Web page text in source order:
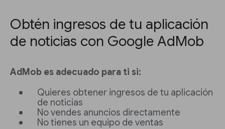
Obtén ingresos de tu aplicación
de noticias con Google AdMob
AdMob es adecuado para ti si:
Quieres obtener ingresos de tu aplicación
de noticias
No vendes anuncios directamente
No tienes un equipo de ventas